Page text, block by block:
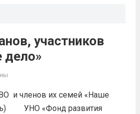
участников
дело»
и членов их семей «Наше
УНО «Фонд развития